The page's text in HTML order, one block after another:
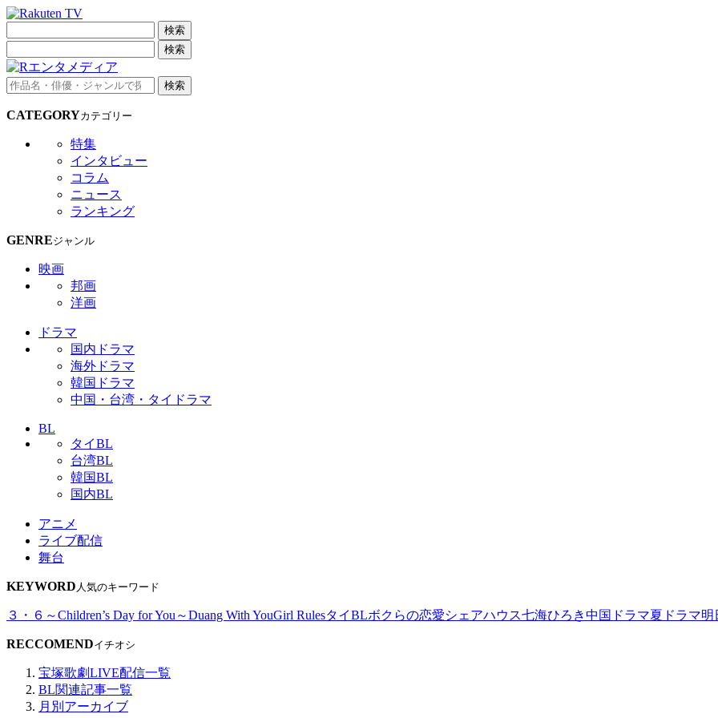
検索
検索
検索
CATEGORYカテゴリー
特集
インタビュー
コラム
ニュース
ランキング
GENREジャンル
映画
邦画
洋画
ドラマ
国内ドラマ
海外ドラマ
韓国ドラマ
中国・台湾・タイドラマ
BL
タイBL
台湾BL
韓国BL
国内BL
アニメ
ライブ配信
舞台
KEYWORD 人気のキーワード
３・６～Children’s Day for You～Duang With YouGirl RulesタイBLボクらの恋愛シェアハウス七海ひろき中国ドラマ夏ドラマ明
RECCOMENDイチオシ
宝塚歌劇LIVE配信一覧
BL関連記事一覧
月別アーカイブ